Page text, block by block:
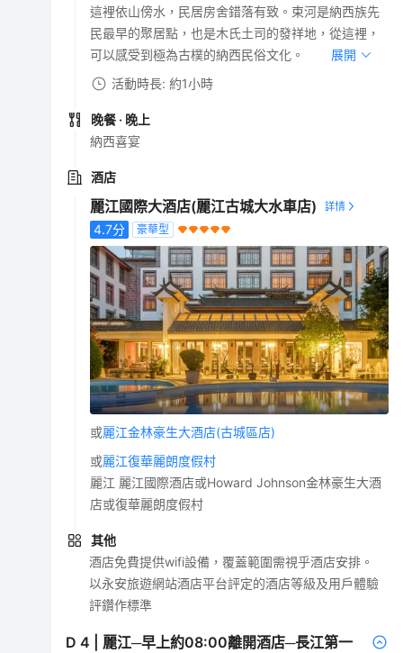
這裡依山傍水，民居房舍錯落有致。束河是納西族先
民最早的聚居點，也是木氏土司的發祥地，從這裡，
可以感受到極為古樸的納西民俗文化。
展開
活動時長: 約1小時
晚餐 · 晚上
納西喜宴
酒店
麗江國際大酒店(麗江古城大水車店)
4.7分 豪華型
或麗江金林豪生大酒店(古城區店)
或麗江復華麗朗度假村
麗江 麗江國際酒店或Howard Johnson金林豪生大酒
店或復華麗朗度假村
其他
酒店免費提供wifi設備，覆蓋範圍需視乎酒店安排。
以永安旅遊網站酒店平台評定的酒店等級及用戶體驗
評鑽作標準
D4
麗江─早上約08:00離開酒店─長江第一